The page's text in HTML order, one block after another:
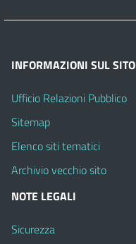
INFORMAZIONI SUL SITO
Ufficio Relazioni Pubblico
Sitemap
Elenco siti tematici
Archivio vecchio sito
NOTE LEGALI
Sicurezza